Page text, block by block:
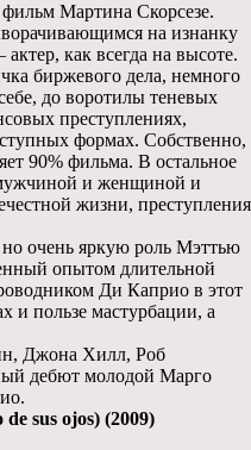
Мартина Скорсезе.
на изнанку
как всегда на высоте.
биржевого дела, немного
до воротилы теневых
преступлениях,
формах. Собственно,
90% фильма. В остальное
и женщиной и
жизни, преступления
очень яркую роль Мэттью
опытом длительной
Ди Каприо в этот
и пользе мастурбации, а
Джона Хилл, Роб
дебют молодой Марго
de sus ojos) (2009)